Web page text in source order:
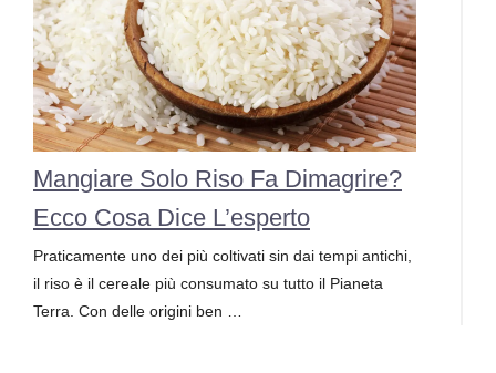
Mangiare Solo Riso Fa Dimagrire?
Ecco Cosa Dice L’esperto
Praticamente uno dei più coltivati sin dai tempi antichi,
il riso è il cereale più consumato su tutto il Pianeta
Terra. Con delle origini ben …